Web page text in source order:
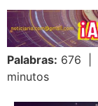
Palabras: 676 |
minutos